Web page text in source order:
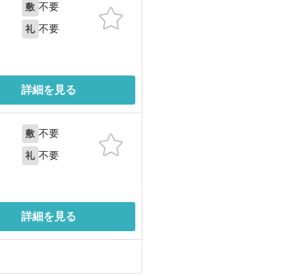
敷 不要
礼 不要
詳細を見る
敷 不要
礼 不要
詳細を見る